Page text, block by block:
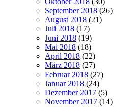
September 2018 (26)
August 2018 (21)
Juli 2018 (17)
Juni 2018 (19)
Mai 2018 (18)
April 2018 (22)
März 2018 (27)
Februar 2018 (27)
Januar 2018 (24)
Dezember 2017 (5)
November 2017 (14)